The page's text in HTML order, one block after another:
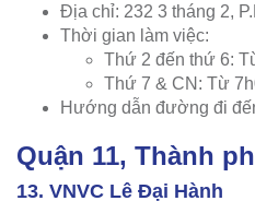
Địa chỉ: 232 3 tháng 2,
Thời gian làm việc:
Thứ 2 đến thứ 6:
Thứ 7 & CN: Từ
Hướng dẫn đường đi
Quận 11, Thành
13. VNVC Lê Đại Hành